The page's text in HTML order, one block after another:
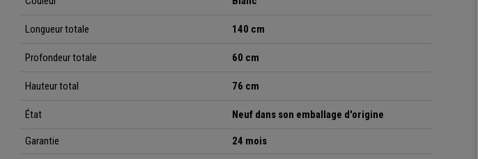
Longueur totale 140 cm
Profondeur totale 60 cm
Hauteur total 76 cm
État Neuf dans son emballage d'origine
Garantie 24 mois